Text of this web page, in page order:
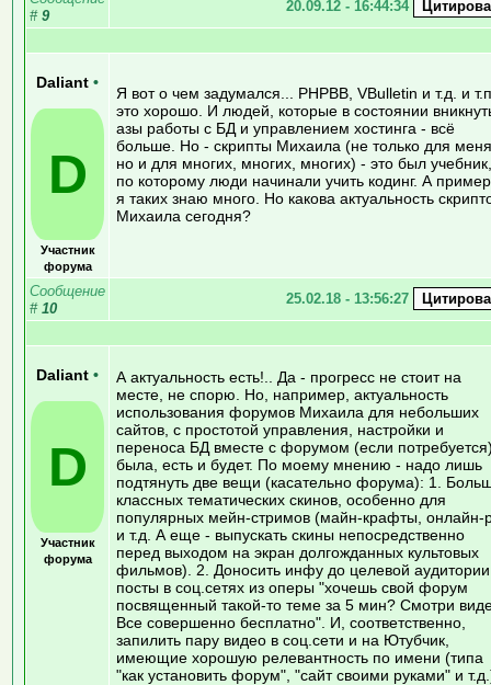
# 9
20.09.12 - 16:44:34
Daliant •
D
Участник
форума
Я вот о чем задумался... PHPBB, VBulletin и т.д. и
это хорошо. И людей, которые в состоянии
азы работы с БД и управлением хостинга - всё
больше. Но - скрипты Михаила (не только для
но и для многих, многих, многих) - это был учебник,
по которому люди начинали учить кодинг. А
я таких знаю много. Но какова актуальность
Михаила сегодня?
Сообщение
# 10
25.02.18 - 13:56:27
Daliant •
D
Участник
форума
А актуальность есть!.. Да - прогресс не стоит на
месте, не спорю. Но, например, актуальность
использования форумов Михаила для небольших
сайтов, с простотой управления, настройки и
переноса БД вместе с форумом (если
была, есть и будет. По моему мнению - надо лишь
подтянуть две вещи (касательно форума): 1.
классных тематических скинов, особенно для
популярных мейн-стримов (майн-крафты, онлайн-
и т.д. А еще - выпускать скины непосредственно
перед выходом на экран долгожданных культовых
фильмов). 2. Доносить инфу до целевой
посты в соц.сетях из оперы "хочешь свой форум
посвященный такой-то теме за 5 мин? Смотри
Все совершенно бесплатно". И, соответственно,
запилить пару видео в соц.сети и на Ютубчик,
имеющие хорошую релевантность по имени (типа
"как установить форум", "сайт своими руками" и